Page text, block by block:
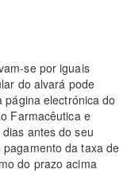
se por iguais
do alvará pode
electrónica do
Farmacêutica e
antes do seu
da taxa de
do prazo acima